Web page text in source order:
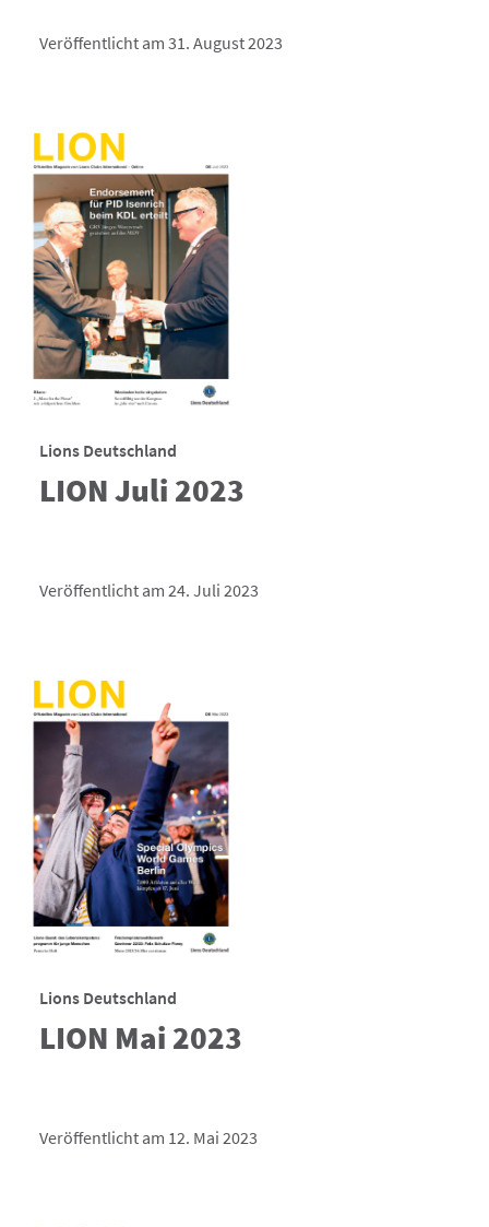
Veröffentlicht am 31. August 2023
Lions Deutschland
LION Juli 2023
Veröffentlicht am 24. Juli 2023
Lions Deutschland
LION Mai 2023
Veröffentlicht am 12. Mai 2023